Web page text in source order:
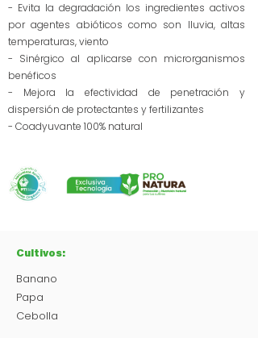
- Evita la degradación los ingredientes activos
por agentes abióticos como son lluvia, altas
temperaturas, viento
- Sinérgico al aplicarse con microrganismos
benéficos
- Mejora la efectividad de penetración y
dispersión de protectantes y fertilizantes
- Coadyuvante 100% natural
Cultivos:
Banano
Papa
Cebolla